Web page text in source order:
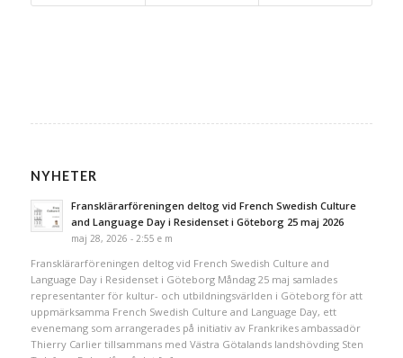
NYHETER
Fransklärarföreningen deltog vid French Swedish Culture
and Language Day i Residenset i Göteborg 25 maj 2026
maj 28, 2026 - 2:55 e m
Fransklärarföreningen deltog vid French Swedish Culture and
Language Day i Residenset i Göteborg Måndag 25 maj samlades
representanter för kultur- och utbildningsvärlden i Göteborg för att
uppmärksamma French Swedish Culture and Language Day, ett
evenemang som arrangerades på initiativ av Frankrikes ambassadör
Thierry Carlier tillsammans med Västra Götalands landshövding Sten